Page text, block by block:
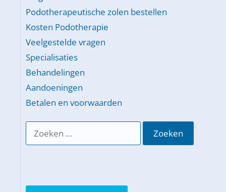
Podotherapeutische zolen bestellen
Kosten Podotherapie
Veelgestelde vragen
Specialisaties
Behandelingen
Aandoeningen
Betalen en voorwaarden